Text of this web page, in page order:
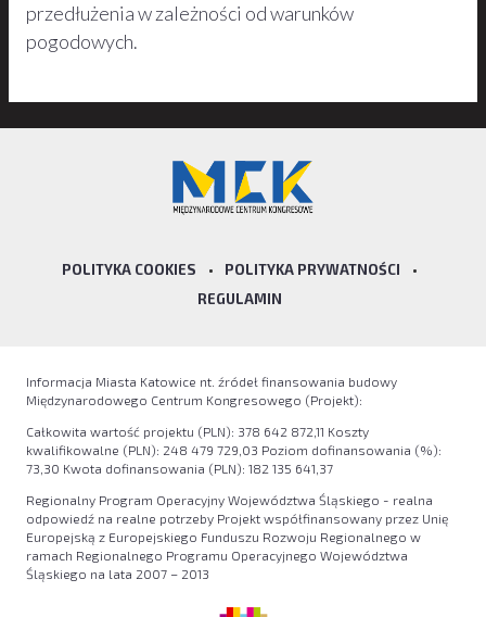
przedłużenia w zależności od warunków
pogodowych.
POLITYKA COOKIES • POLITYKA PRYWATNOŚCI
•
REGULAMIN
Informacja Miasta Katowice nt. źródeł finansowania budowy
Międzynarodowego Centrum Kongresowego (Projekt):
Całkowita wartość projektu (PLN): 378 642 872,11 Koszty
kwalifikowalne (PLN): 248 479 729,03 Poziom dofinansowania (%):
73,30 Kwota dofinansowania (PLN): 182 135 641,37
Regionalny Program Operacyjny Województwa Śląskiego - realna
odpowiedź na realne potrzeby Projekt współfinansowany przez Unię
Europejską z Europejskiego Funduszu Rozwoju Regionalnego w
ramach Regionalnego Programu Operacyjnego Województwa
Śląskiego na lata 2007 – 2013